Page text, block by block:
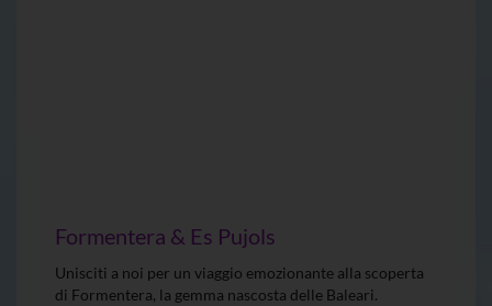
Formentera & Es Pujols
Unisciti a noi per un viaggio emozionante alla scoperta
di Formentera, la gemma nascosta delle Baleari.